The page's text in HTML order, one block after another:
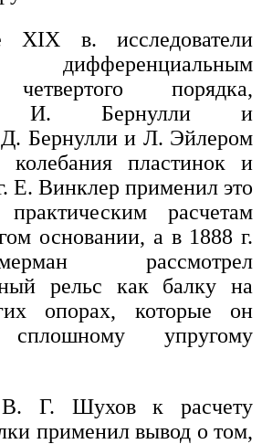
XIX в. исследователи
дифференциальным
порядка,
И. Бернулли и
Бернулли и Л. Эйлером
колебания пластинок и
Е. Винклер применил это
расчетам
основании, а в 1888 г.
рассмотрел
рельс как балку на
опорах, которые он
упругому
Г. Шухов к расчету
применил вывод о том,